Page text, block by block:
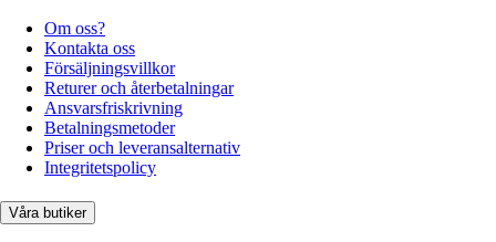
Om oss?
Kontakta oss
Försäljningsvillkor
Returer och återbetalningar
Ansvarsfriskrivning
Betalningsmetoder
Priser och leveransalternativ
Integritetspolicy
Våra butiker